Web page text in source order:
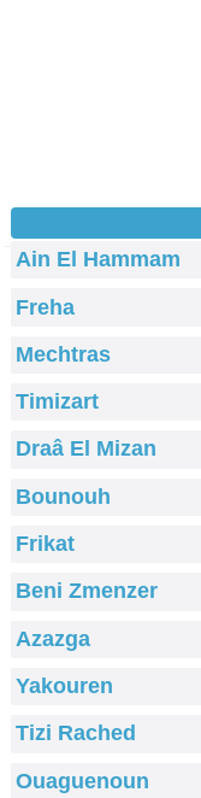
Ain El Hammam
Freha
Mechtras
Timizart
Draâ El Mizan
Bounouh
Frikat
Beni Zmenzer
Azazga
Yakouren
Tizi Rached
Ouaguenoun